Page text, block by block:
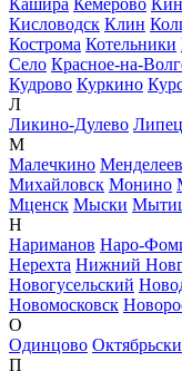
Кашира Кемерово
Кисловодск Клин
Кострома Котельники
Село Красное-на-
Кудрово Куркино
Л
Ликино-Дулево
М
Малечкино
Михайловск Монино
Мценск Мыски
Н
Нариманов Наро-
Нерехта Нижний
Новогусельский
Новомосковск
О
Одинцово
П